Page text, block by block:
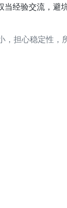
经验交流，避
担心稳定性，